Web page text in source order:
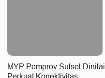
MYP Pemprov Sulsel Dinilai
Perkuat Konektivitas